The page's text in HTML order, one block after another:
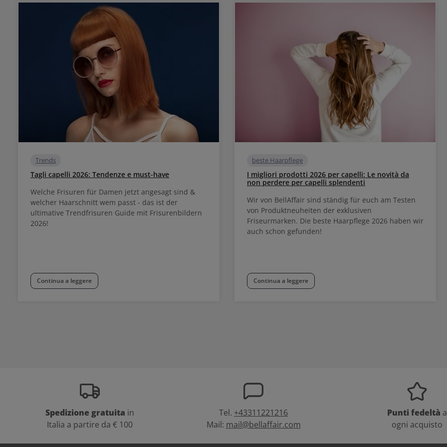
Trends
Tagli capelli 2026: Tendenze e must-have
Welche Frisuren für Damen jetzt angesagt sind &
welcher Haarschnitt wem passt - das ist der
ultimative Trendfrisuren Guide mit Frisurenbildern
2026!
Continua a leggere
beste Haarpflege
I migliori prodotti 2026 per capelli: Le novità da
non perdere per capelli splendenti
Wir von BellAffair sind ständig für euch am Testen
von Produktneuheiten der exklusiven
Friseurmarken. Die beste Haarpflege 2026 haben wir
auch schon gefunden!
Continua a leggere
Spedizione gratuita in
Italia a partire da € 100
Tel. +43311221216
Mail: mail@bellaffair.com
Punti fedeltà a
ogni acquisto